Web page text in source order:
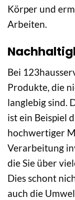
Körper und
Arbeiten.
Bei
Produkte, die
langlebig sind.
ist ein Beispiel
hochwertiger
Verarbeitung
die Sie über
Dies schont
auch die